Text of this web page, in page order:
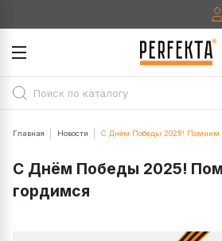
Главная Новости С Днём Победы 2025! Помним
С Днём Победы 2025!
гордимся